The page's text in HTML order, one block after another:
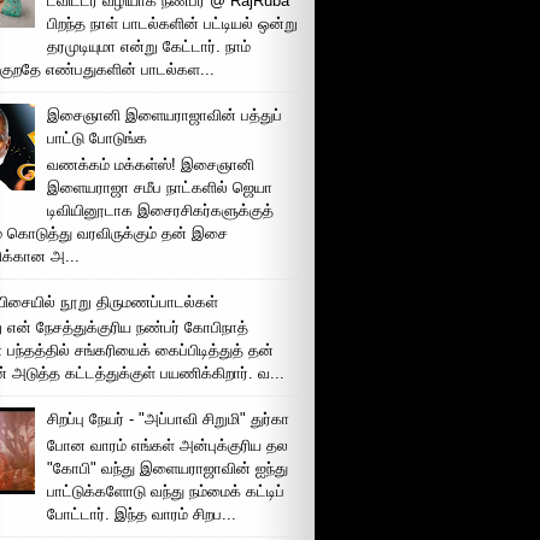
பிறந்த நாள் பாடல்களின் பட்டியல் ஒன்று
தரமுடியுமா என்று கேட்டார். நாம்
எண்பதுகளின் பாடல்கள...
இசைஞானி இளையராஜாவின் பத்துப்
பாட்டு போடுங்க
வணக்கம் மக்கள்ஸ்! இசைஞானி
இளையராஜா சமீப நாட்களில் ஜெயா
டிவியினூடாக இசைரசிகர்களுக்குத்
கொடுத்து வரவிருக்கும் தன் இசை
அ...
நூறு திருமணப்பாடல்கள்
நேசத்துக்குரிய நண்பர் கோபிநாத்
பந்தத்தில் சங்கரியைக் கைப்பிடித்துத் தன்
அடுத்த கட்டத்துக்குள் பயணிக்கிறார். வ...
சிறப்பு நேயர் - "அப்பாவி சிறுமி" துர்கா
போன வாரம் எங்கள் அன்புக்குரிய தல
"கோபி" வந்து இளையராஜாவின் ஐந்து
பாட்டுக்களோடு வந்து நம்மைக் கட்டிப்
போட்டார். இந்த வாரம் சிறப...